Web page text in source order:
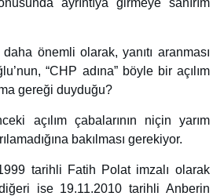
ayrıntıya girmeye sanırım
önemli olarak, yanıtı aranması
“CHP adına” böyle bir açılım
gereği duyduğu?
açılım çabalarının niçin yarım
bakılması gerekiyor.
tarihli Fatih Polat imzalı olarak
ise 19.11.2010 tarihli Anberin